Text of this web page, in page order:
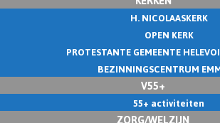
H. NICOLAASKERK
OPEN KERK
PROTESTANTE GEMEENTE
BEZINNINGSCENTRUM
V55+
55+ activiteiten